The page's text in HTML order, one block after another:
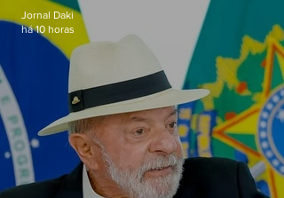
Jornal Daki
há 10 horas